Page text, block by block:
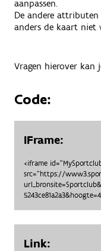
aanpassen.
De andere
anders de kaart niet
Vragen hierover kan
Code:
IFrame:
<iframe
src="https://
Link: